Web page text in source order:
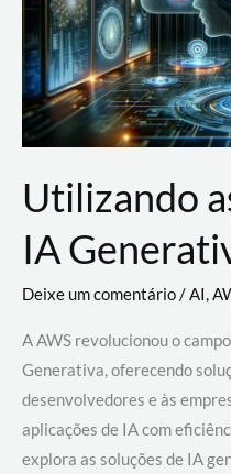
Utilizando
IA
Deixe um comentário/AI,
A AWS revolucionou o
Generativa, oferecendo
desenvolvedores e às
aplicações de IA com
explora as soluções de IA